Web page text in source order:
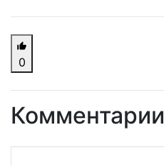
0
Комментарии